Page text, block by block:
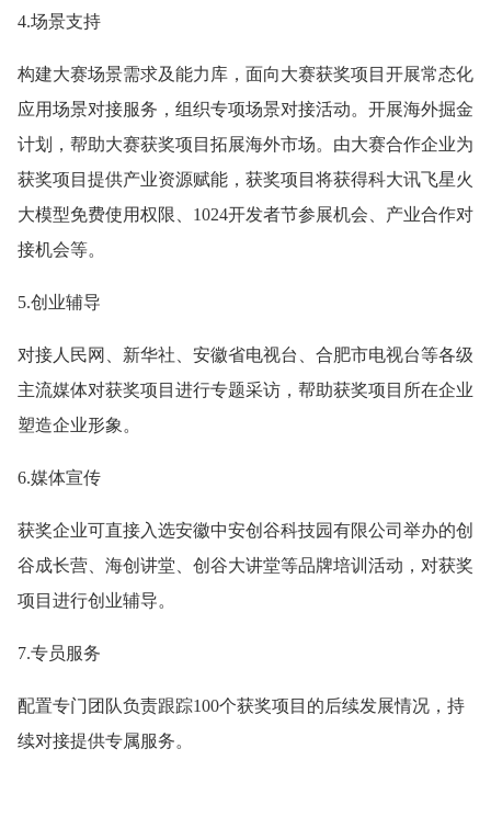
4.场景支持
构建大赛场景需求及能力库，面向大赛获奖项目开展常态化
应用场景对接服务，组织专项场景对接活动。开展海外掘金
计划，帮助大赛获奖项目拓展海外市场。由大赛合作企业为
获奖项目提供产业资源赋能，获奖项目将获得科大讯飞星火
大模型免费使用权限、1024开发者节参展机会、产业合作对
接机会等。
5.创业辅导
对接人民网、新华社、安徽省电视台、合肥市电视台等各级
主流媒体对获奖项目进行专题采访，帮助获奖项目所在企业
塑造企业形象。
6.媒体宣传
获奖企业可直接入选安徽中安创谷科技园有限公司举办的创
谷成长营、海创讲堂、创谷大讲堂等品牌培训活动，对获奖
项目进行创业辅导。
7.专员服务
配置专门团队负责跟踪100个获奖项目的后续发展情况，持
续对接提供专属服务。